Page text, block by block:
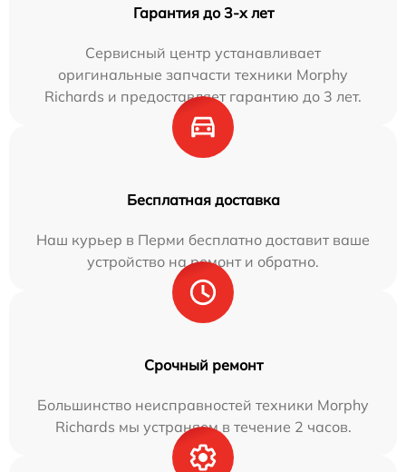
Гарантия до 3-х лет
Сервисный центр устанавливает
оригинальные запчасти техники Morphy
Richards и предоставляет гарантию до 3 лет.
Бесплатная доставка
Наш курьер в Перми бесплатно доставит ваше
устройство на ремонт и обратно.
Срочный ремонт
Большинство неисправностей техники Morphy
Richards мы устраняем в течение 2 часов.